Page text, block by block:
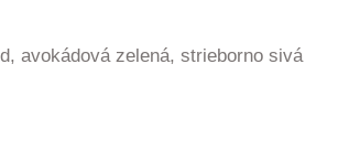
avokádová zelená, strieborno sivá